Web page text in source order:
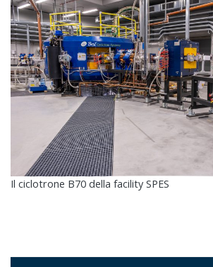
Il ciclotrone B70 della facility SPES